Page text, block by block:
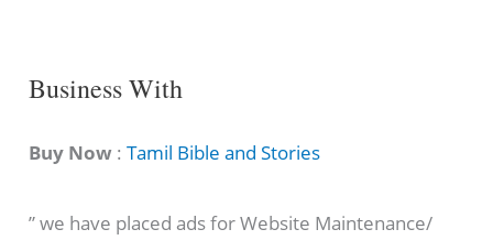
C
t
g
Business With
Buy Now :Tamil Bible and Stories
” we have placed ads for Website Maintenance/